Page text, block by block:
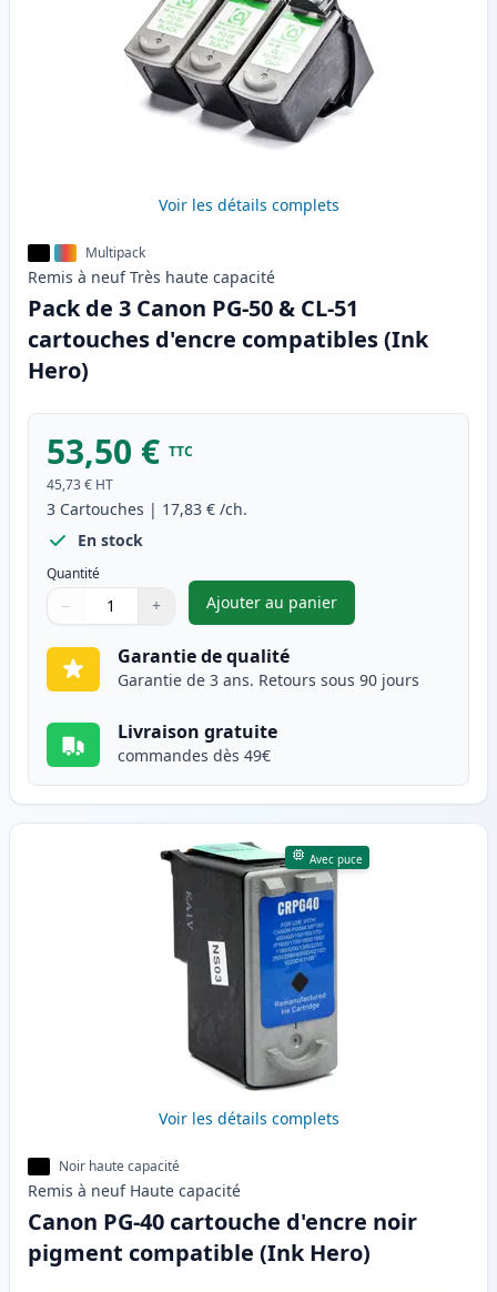
Voir les détails complets
Multipack
Remis à neuf Très haute capacité
Pack de 3 Canon PG-50 & CL-51
cartouches d'encre compatibles (Ink
Hero)
53,50 € TTC
45,73 € HT
3 Cartouches | 17,83 € /ch.
En stock
Quantité
Quantité
Utilisez les boutons pour ajuster
− +
Quantité
Ajouter au panier
,Pack de 3 Canon PG-50 &
Garantie de qualité
Garantie de 3 ans. Retours sous 90 jours
Livraison gratuite
commandes dès 49€
Avec puce
Voir les détails complets
Noir haute capacité
Remis à neuf Haute capacité
Canon PG-40 cartouche d'encre noir
pigment compatible (Ink Hero)